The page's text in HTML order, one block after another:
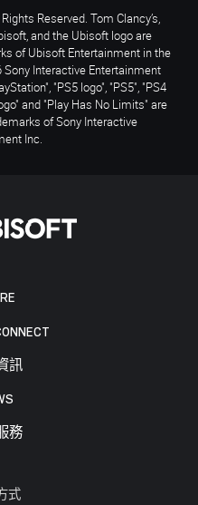
訊
務
式
Reserved. Tom Clancy’s,
and the Ubisoft logo are
of Ubisoft Entertainment in the
Interactive Entertainment
"PS5 logo", "PS5", "PS4
and "Play Has No Limits" are
of Sony Interactive
Inc.